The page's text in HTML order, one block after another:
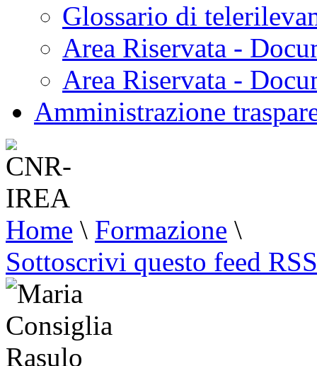
Glossario di
Area Riservata -
Area Riservata -
Amministrazione
Home \ Formazione \
Sottoscrivi questo feed RSS